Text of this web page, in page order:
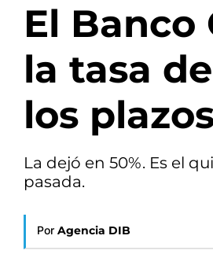
El
la tasa
los
La dejó en 50%. Es el
pasada.
Por Agencia DIB